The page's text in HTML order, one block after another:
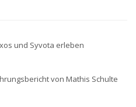
und Syvota erleben
von Mathis Schulte